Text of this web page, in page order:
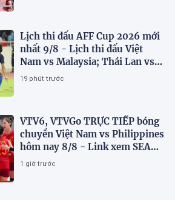
Lịch thi đấu AFF Cup 2026 mới
nhất 9/8 - Lịch thi đấu Việt
Nam vs Malaysia; Thái Lan vs
Singapore
19 phút trước
VTV6, VTVGo TRỰC TIẾP bóng
chuyền Việt Nam vs Philippines
hôm nay 8/8 - Link xem SEA
V.Cup 2026 mới nhất
1 giờ trước